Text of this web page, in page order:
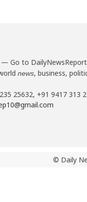
— Go to
news, business,
25632, +91 9417 313
© Daily